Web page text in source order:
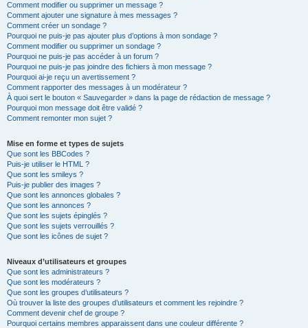
Comment modifier ou supprimer un message ?
Comment ajouter une signature à mes messages ?
Comment créer un sondage ?
Pourquoi ne puis-je pas ajouter plus d’options à mon sondage ?
Comment modifier ou supprimer un sondage ?
Pourquoi ne puis-je pas accéder à un forum ?
Pourquoi ne puis-je pas joindre des fichiers à mon message ?
Pourquoi ai-je reçu un avertissement ?
Comment rapporter des messages à un modérateur ?
À quoi sert le bouton « Sauvegarder » dans la page de rédaction de message ?
Pourquoi mon message doit être validé ?
Comment remonter mon sujet ?
Mise en forme et types de sujets
Que sont les BBCodes ?
Puis-je utiliser le HTML ?
Que sont les smileys ?
Puis-je publier des images ?
Que sont les annonces globales ?
Que sont les annonces ?
Que sont les sujets épinglés ?
Que sont les sujets verrouillés ?
Que sont les icônes de sujet ?
Niveaux d’utilisateurs et groupes
Que sont les administrateurs ?
Que sont les modérateurs ?
Que sont les groupes d’utilisateurs ?
Où trouver la liste des groupes d’utilisateurs et comment les rejoindre ?
Comment devenir chef de groupe ?
Pourquoi certains membres apparaissent dans une couleur différente ?